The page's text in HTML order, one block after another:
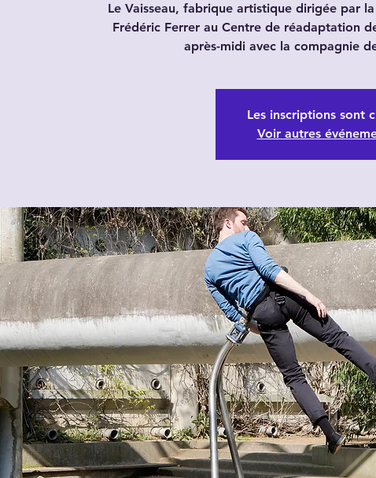
Le Vaisseau, fabrique artistique dirigée par
Frédéric Ferrer au Centre de réadaptation
après-midi avec la compagnie
Les inscriptions sont
Voir autres